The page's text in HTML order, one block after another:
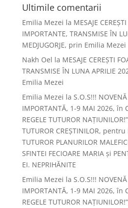
Ultimile comentarii
Emilia Mezei la MESAJE
IMPORTANTE, TRANSMISE ÎN
MEDJUGORJE, prin Emilia Mezei
Nakh Oel la MESAJE CEREȘTI
TRANSMISE ÎN LUNA APRILIE
Emilia Mezei
Emilia Mezei la S.O.S!!! NOVENĂ
IMPORTANTĂ, 1-9 MAI 2026, în
REGELE TUTUROR
TUTUROR CREȘTINILOR, pentru
TUTUROR PLANURILOR
SFINTEI FECIOARE MARIA și
EI. NEPRIHĂNITE
Emilia Mezei la S.O.S!!! NOVENĂ
IMPORTANTĂ, 1-9 MAI 2026, în
REGELE TUTUROR